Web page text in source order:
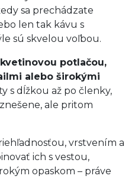
sa prechádzate
len tak kávu s
sú skvelou voľbou.
potlačou,
alebo širokými
s dĺžkou až po členky,
ale pritom
vrstvením a
ich s vestou,
opaskom – práve